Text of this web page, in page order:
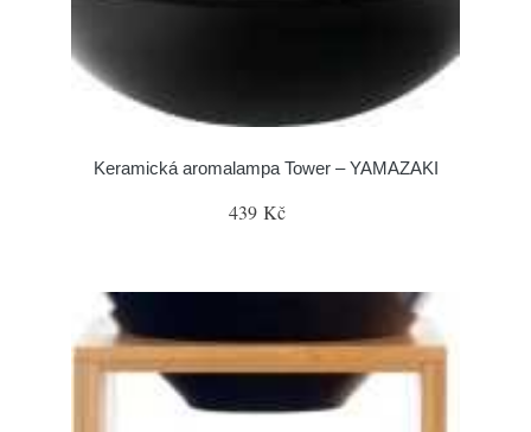
Keramická aromalampa Tower – YAMAZAKI
439 Kč